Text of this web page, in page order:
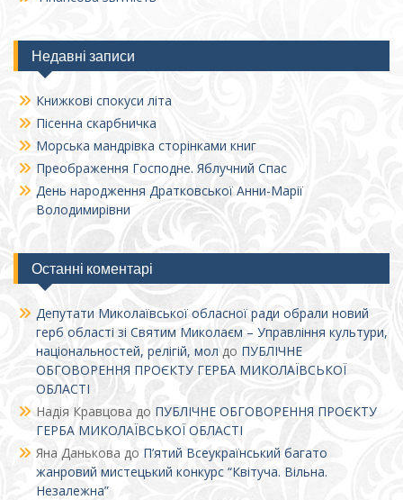
Недавні записи
Книжкові спокуси літа
Пісенна скарбничка
Морська мандрівка сторінками книг
Преображення Господне. Яблучний Спас
День народження Дратковської Анни-Марії
Володимирівни
Останні коментарі
Депутати Миколаївської обласної ради обрали новий
герб області зі Святим Миколаєм – Управління культури,
національностей, релігій, молдо ПУБЛІЧНЕ
ОБГОВОРЕННЯ ПРОЄКТУ ГЕРБА МИКОЛАЇВСЬКОЇ
ОБЛАСТІ
Надія Кравцова до ПУБЛІЧНЕ ОБГОВОРЕННЯ ПРОЄКТУ
ГЕРБА МИКОЛАЇВСЬКОЇ ОБЛАСТІ
Яна Данькова до П’ятий Всеукраїнський багато
жанровий мистецький конкурс “Квітуча. Вільна.
Незалежна”